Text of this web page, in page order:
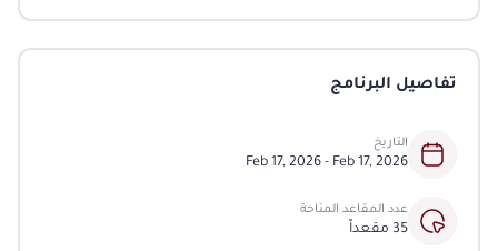
بيانات الشركاء
سياسة البيانات المفتوحة
طلب بيانات إضافية
القوانين والتشريعات
الإصدارات
تفاصيل البرنامج
التاريخ
Feb 17, 2026 - Feb 17, 2026
عدد المقاعد المتاحة
35 مقعداً